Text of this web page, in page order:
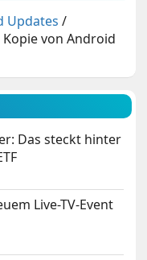
Updates /
von Android
Das steckt hinter
Live-TV-Event